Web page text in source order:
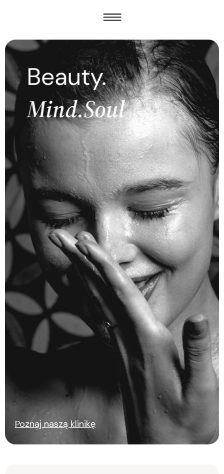
Poznaj naszą klinikę